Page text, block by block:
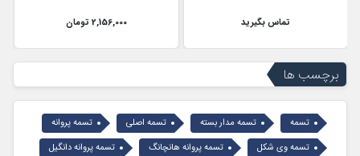
تماس بگیرید 2,156,000 تومان
برچسب ها
تسمه تسمه مدار بسته تسمه اصلی
تسمه پروانه
تسمه وی شکل
تسمه پروانه هانچانگ
تسمه پروانه دانگیل